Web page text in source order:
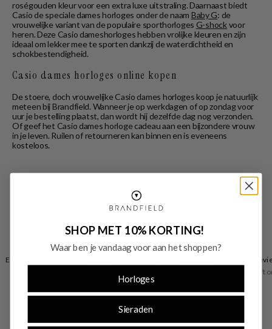
roségouden kleur voor een extra luxe uitstraling. Daarnaast biedt
Casio de speciale dames horloges onder de naam Baby G: de
vrouwelijke variant van de populaire sporthorloges G-shockvoor
heren. Deze Casio dameshorloges hebben vrolijke kleuren en zijn
ideaal om lekker mee te sporten dankzij de waterdichtheid en
schokbestendigheid.
Casio dames horloges online kopen
De stoere, doch vrouwelijke Casio dames horloges koop je natuurlijk
meteen bij Brandfield. Wanneer je op werkdagen of op zondag voor
uur je bestelling plaatst, dan wordt hij dezelfde dag nog verzonden.
Of geef het Casio dames horloge cadeau aan een bijzondere vrouw
in je leven. Ruilen of retourneren kan binnen en is eveneens
kosteloos.
Eenvoudig retourneren
Uitstekende
Trusted Shops geeft
SHOP MET 10% KORTING!
Waar ben je vandaag voor aan het shoppen?
Horloges
Sieraden